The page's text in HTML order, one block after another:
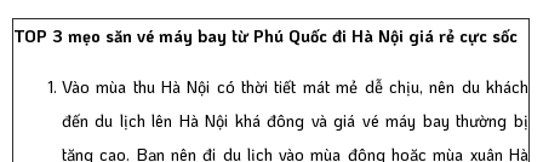
TOP 3 mẹo săn vé máy bay từ Phú Quốc đi Hà Nội giá rẻ cực sốc
Vào mùa thu Hà Nội có thời tiết mát mẻ dễ chịu, nên du khách
đến du lịch lên Hà Nội khá đông và giá vé máy bay thường bị
tăng cao. Bạn nên đi du lịch vào mùa đông hoặc mùa xuân Hà